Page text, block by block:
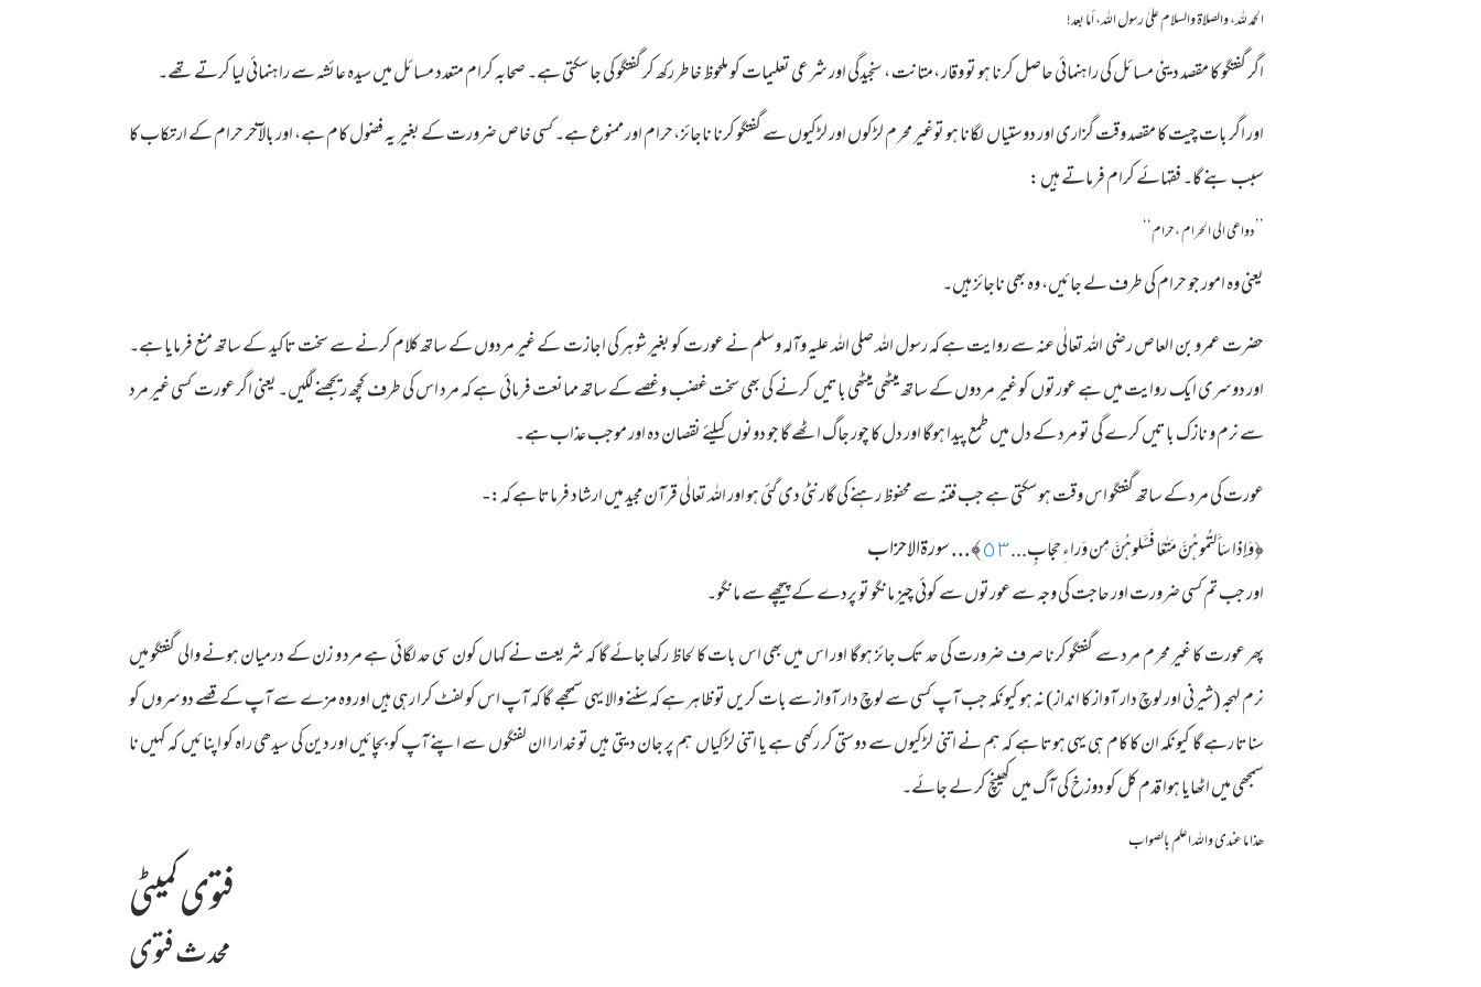
الحمد لله، والصلاة والسلام علىٰ رسول الله، أما بعد!
اگر گفتگو کا مقصد دینی مسائل کی راہنمائی حاصل کرنا ہو تو وقار ،متانت ، سنجیدگی اور شرعی تعلیمات کو ملحوظ خاطر رکھ کر گفتگو کی جا سکتی ہے۔ صحابہ کرام متعدد مسائل میں سیدہ عائشہ سے راہنمائی لیا کرتے تھے۔
اور اگر بات چیت کا مقصد وقت گزاری اور دوستیاں لگانا ہو توغیر محرم لڑکوں اور لڑکیوں سے گفتگو کرنا ناجائز،حرام اور ممنوع ہے۔ کسی خاص ضرورت کے بغیر یہ فضول کام ہے، اور بالآخر حرام کے ارتکاب کا
سبب بنے گا۔ فقہائے کرام فرماتے ہیں :
’’دواعی الی الحرام ،حرام‘‘
یعنی وہ امور جو حرام کی طرف لے جائیں، وہ بھی ناجائز ہیں۔
حضرت عمرو بن العاص رضی اللہ تعالٰی عنہ سے روایت ہے کہ رسول اللہ صلی اللہ علیہ وآلہ وسلم نے عورت کو بغیر شوہر کی اجازت کے غیر مردوں کے ساتھ کلام کرنے سے سخت تاکید کے ساتھ منع فرمایا ہے۔
اور دوسری ایک روایت میں ہے عورتوں کو غیر مردوں کے ساتھ میٹھی میٹھی باتیں کرنے کی بھی سخت غضب و غصے کے ساتھ ممانعت فرمائی ہے کہ مرد اس کی طرف کچھ ریجھنے لگیں۔ یعنی اگر عورت کسی غیر مرد
سے نرم و نازک باتیں کرے گی تو مرد کے دل میں طمع پیدا ہوگا اور دل کا چور جاگ اٹھے گا جو دونوں کیلئے نقصان دہ اور موجب عذاب ہے۔
عورت کی مرد کے ساتھ گفتگو اس وقت ہو سکتی ہے جب فتنہ سے محفوظ رہنے کی گارنٹی دی گئی ہو اور اللہ تعالٰی قرآن مجید میں ارشاد فرماتا ہے کہ:-
﴿وَإِذا سَأَلتُموهُنَّ مَتـٰعًا فَسـَٔلوهُنَّ مِن وَر‌اءِ حِجابٍ...٥٣﴾... سورةالاحزاب
اور جب تم کسی ضرورت اور حاجت کی وجہ سے عورتوں سے کوئی چیز مانگو تو پردے کے پیچھے سے مانگو۔
پھر عورت کا غیر محرم مرد سے گفتگو کرنا صرف ضرورت کی حد تک جائز ہوگا اور اس میں بھی اس بات کا لحاظ رکھا جائے گا کہ شریعت نے کہاں کون سی حد لگائی ہے مرد و زن کے درمیان ہونے والی گفتگو میں
نرم لہجہ (شیرنی اور لوچ دار آواز کا انداز) نہ ہو کیونکہ جب آپ کسی سے لوچ دار آواز سے بات کریں تو ظاہر ہے کہ سننے والا یہی سمجھے گا کہ آپ اس کو لفٹ کرا رہی ہیں اور وہ مزے سے آپ کے قصے دوسروں کو
سناتا رہے گا کیونکہ ان کا کام ہی یہی ہوتا ہے کہ ہم نے اتنی لڑکیوں سے دوستی کر رکھی ہے یا اتنی لڑکیاں ہم پر جان دیتی ہیں تو خدارا ان لفنگوں سے اپنے آپ کو بچائیں اور دین کی سیدھی راہ کو اپنائیں کہ کہیں نا
سمجھی میں اٹھایا ہوا قدم کل کو دوزخ کی آگ میں کھینچ کر لے جائے۔
ھذا ما عندی واللہ اعلم بالصواب
فتوی کمیٹی
محدث فتوی